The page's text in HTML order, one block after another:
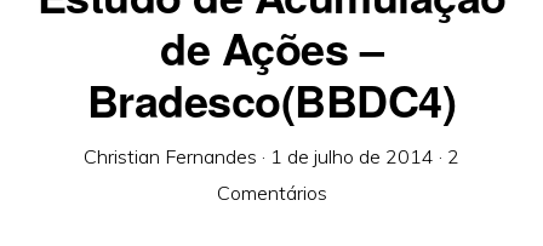
de Ações –
Bradesco(BBDC4)
Christian Fernandes · 1 de julho de 2014 · 2
Comentários